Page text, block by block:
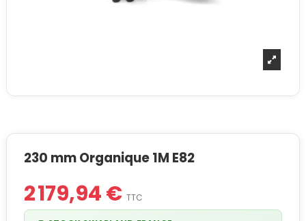
230 mm Organique 1M E82
2 179,94 € TTC